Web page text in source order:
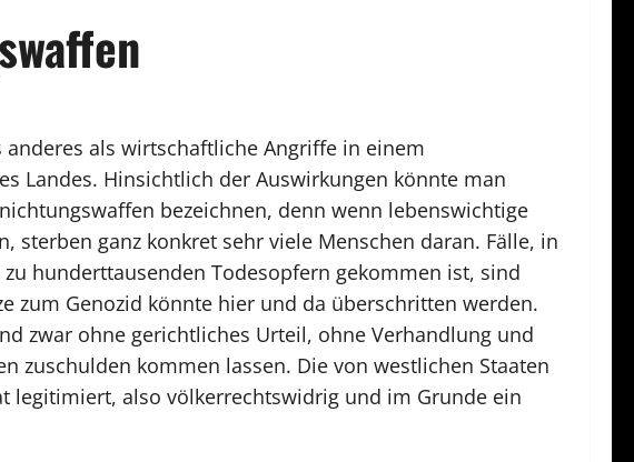
als wirtschaftliche Angriffe in einem
Landes. Hinsichtlich der Auswirkungen könnte man
bezeichnen, denn wenn lebenswichtige
ganz konkret sehr viele Menschen daran. Fälle, in
hunderttausenden Todesopfern gekommen ist, sind
zum Genozid könnte hier und da überschritten werden.
zwar ohne gerichtliches Urteil, ohne Verhandlung und
zuschulden kommen lassen. Die von westlichen Staaten
legitimiert, also völkerrechtswidrig und im Grunde ein